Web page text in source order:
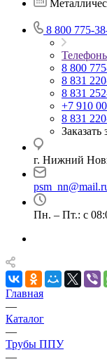
8 800 775-
8 800
8 831
8 831
+7 910
8 831
Заказать
г. Нижний
Пн. – Пт.: с
Главная
—
Каталог
—
Трубы ППУ
—